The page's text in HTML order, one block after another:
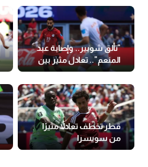
"تألق شوبير.. وإصابة عبد
المنعم".. تعادل مثير بين
مصر وإيران في الأول
قطر تخطف تعادلاً مثيرًا
من سويسرا